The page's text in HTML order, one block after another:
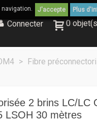
Connecter 0
J'accepte Plus
> Fibre
2 brins LC/LC
LSOH 30 mètres